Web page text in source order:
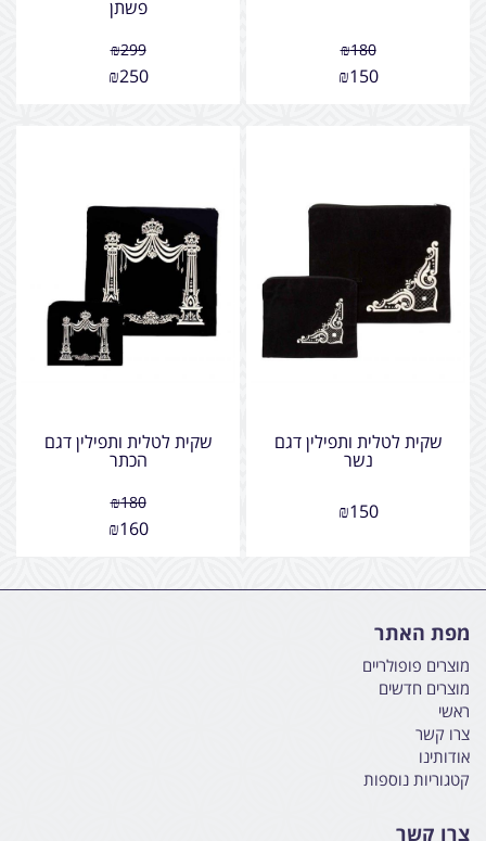
₪180
₪150
פשתן
₪299
₪250
שקית לטלית ותפילין דגם
נשר
₪150
שקית לטלית ותפילין דגם
הכתר
₪180
₪160
מפת האתר
מוצרים פופולריים
מוצרים חדשים
ראשי
צרו קשר
אודותינו
קטגוריות נוספות
צרו קשר